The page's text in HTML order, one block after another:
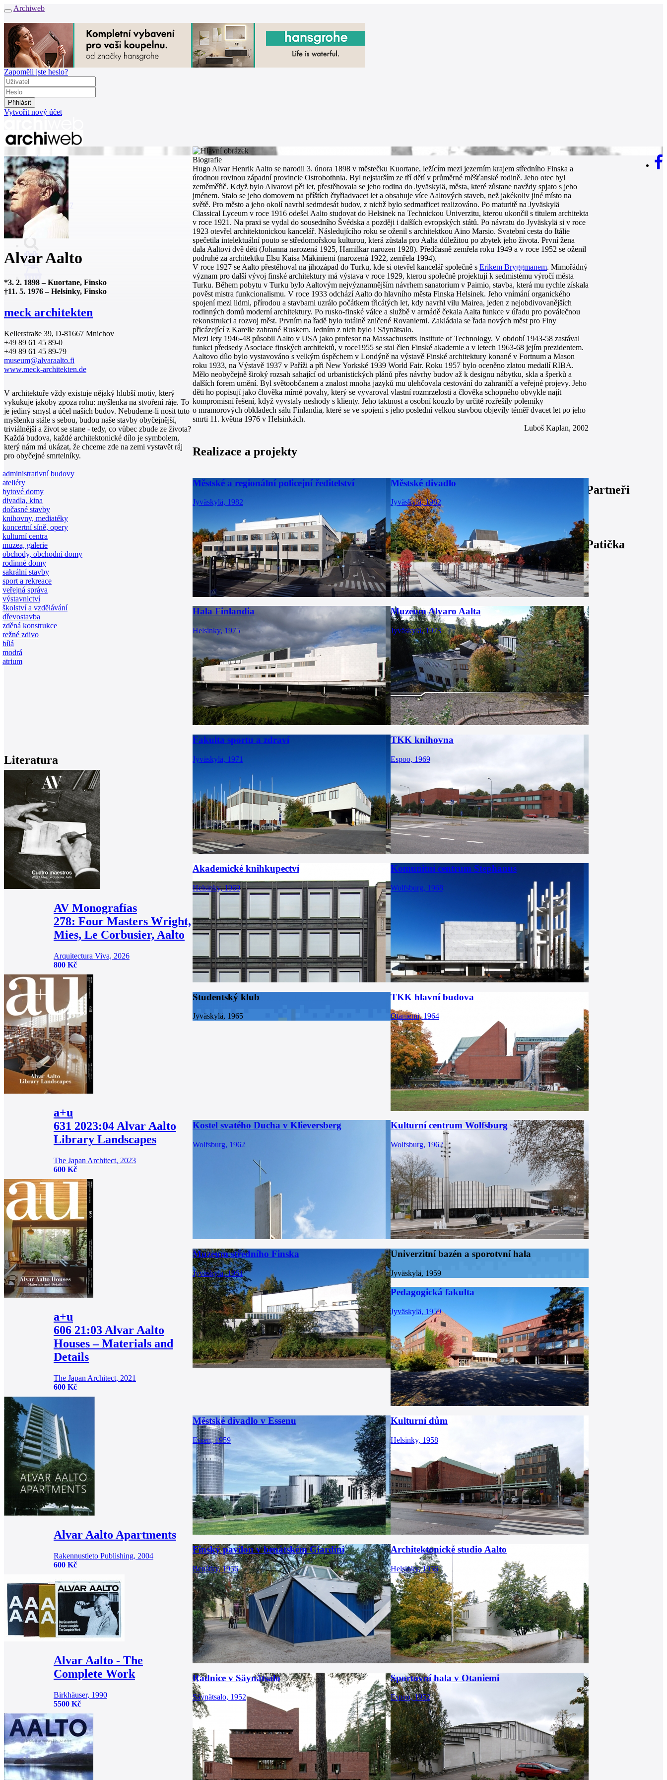
Archiweb
Zapoměli jste heslo?
Vytvořit nový účet
Zprávy
Architekti
Stavby
Katalog
E-shop
Burza práce157
en
0
Alvar Aalto
*3. 2. 1898–Kuortane, Finsko
†11. 5. 1976–Helsinky, Finsko
meck architekten
Kellerstraße 39, D-81667 Mnichov
+49 89 61 45 89-0
+49 89 61 45 89-79
museum@alvaraalto.fi
www.meck-architekten.de
V architektuře vždy existuje nějaký hlubší motiv, který
vykukuje jakoby zpoza rohu: myšlenka na stvoření ráje. To
je jediný smysl a účel našich budov. Nebudeme-li nosit tuto
myšlenku stále s sebou, budou naše stavby obyčejnější,
triviálnější a život se stane - tedy, co vůbec zbude ze života?
Každá budova, každé architektonické dílo je symbolem,
který nám má ukázat, že chceme zde na zemi vystavět ráj
pro obyčejné smrtelníky.
administrativní budovy
ateliéry
bytové domy
divadla, kina
dočasné stavby
knihovny, mediatéky
koncertní síně, opery
kulturní centra
muzea, galerie
obchody, obchodní domy
rodinné domy
sakrální stavby
sport a rekreace
veřejná správa
výstavnictví
školství a vzdělávání
dřevostavba
zděná konstrukce
režné zdivo
bílá
modrá
atrium
Literatura
AV Monografías
278: Four Masters Wright,
Mies, Le Corbusier, Aalto
Arquitectura Viva, 2026
800 Kč
a+u
631 2023:04 Alvar Aalto
Library Landscapes
The Japan Architect, 2023
600 Kč
a+u
606 21:03 Alvar Aalto
Houses – Materials and
Details
The Japan Architect, 2021
600 Kč
Alvar Aalto Apartments
Rakennustieto Publishing, 2004
600 Kč
Alvar Aalto - The
Complete Work
Birkhäuser, 1990
5500 Kč
Biografie
Hugo Alvar Henrik Aalto se narodil 3. února 1898 v městečku Kuortane, ležícím mezi jezerním krajem středního Finska a
úrodnou rovinou západní provincie Ostrobothnia. Byl nejstarším ze tří dětí v průměrné měšťanské rodině. Jeho otec byl
zeměměřič. Když bylo Alvarovi pět let, přestěhovala se jeho rodina do Jyväskylä, města, které zůstane navždy spjato s jeho
jménem. Stalo se jeho domovem na příštích čtyřiadvacet let a obsahuje více Aaltových staveb, než jakékoliv jiné místo na
světě. Pro město a jeho okolí navrhl sedmdesát budov, z nichž bylo sedmatřicet realizováno. Po maturitě na Jyväskylä
Classical Lyceum v roce 1916 odešel Aalto studovat do Helsinek na Technickou Univerzitu, kterou ukončil s titulem architekta
v roce 1921. Na praxi se vydal do sousedního Švédska a později i dalších evropských států. Po návratu do Jyväskylä si v roce
1923 otevřel architektonickou kancelář. Následujícího roku se oženil s architektkou Aino Marsio. Svatební cesta do Itálie
spečetila intelektuální pouto se středomořskou kulturou, která zůstala pro Aalta důležitou po zbytek jeho života. První žena
dala Aaltovi dvě děti (Johanna narozená 1925, Hamilkar narozen 1928). Předčasně zemřela roku 1949 a v roce 1952 se oženil
podruhé za architektku Elsu Kaisa Mäkiniemi (narozená 1922, zemřela 1994).
V roce 1927 se Aalto přestěhoval na jihozápad do Turku, kde si otevřel kancelář společně s Erikem Bryggmanem. Mimořádný
význam pro další vývoj finské architektury má výstava v roce 1929, kterou společně projektují k sedmistému výročí města
Turku. Během pobytu v Turku bylo Aaltovým nejvýznamnějším návrhem sanatorium v Paimio, stavba, která mu rychle získala
pověst mistra funkcionalismu. V roce 1933 odchází Aalto do hlavního města Finska Helsinek. Jeho vnímání organického
spojení mezi lidmi, přírodou a stavbami uzrálo počátkem třicátých let, kdy navrhl vilu Mairea, jeden z nejobdivovanějších
rodinných domů moderní architektury. Po rusko-finské válce a službě v armádě čekala Aalta funkce v úřadu pro poválečnou
rekonstrukci a rozvoj měst. Prvním na řadě bylo totálně zničené Rovaniemi. Zakládala se řada nových měst pro Finy
přicázející z Karelie zabrané Ruskem. Jedním z nich bylo i Säynätsalo.
Mezi lety 1946-48 působil Aalto v USA jako profesor na Massachusetts Institute of Technology. V období 1943-58 zastával
funkci předsedy Asociace finských architektů, v roce1955 se stal člen Finské akademie a v letech 1963-68 jejím prezidentem.
Aaltovo dílo bylo vystavováno s velkým úspěchem v Londýně na výstavě Finské architektury konané v Fortnum a Mason
roku 1933, na Výstavě 1937 v Paříži a při New Yorkské 1939 World Fair. Roku 1957 bylo oceněno zlatou medailí RIBA.
Mělo neobyčejně široký rozsah sahající od urbanistických plánů přes návrhy budov až k designu nábytku, skla a šperků a
dalších forem umění. Byl světoobčanem a znalost mnoha jazyků mu ulehčovala cestování do zahraničí a veřejné projevy. Jeho
děti ho popisují jako člověka mírné povahy, který se vyvaroval vlastní rozmrzelosti a člověka schopného obvykle najít
kompromisní řešení, když vyvstaly neshody s klienty. Jeho taktnost a osobní kouzlo by určitě rozřešily polemiky
o mramorových obkladech sálu Finlandia, které se ve spojení s jeho poslední velkou stavbou objevily téměř dvacet let po jeho
smrti 11. května 1976 v Helsinkách.
Luboš Kaplan, 2002
Realizace a projekty
Městské a regionální policejní ředitelství
Jyväskylä, 1982
Městské divadlo
Jyväskylä, 1982
Hala Finlandia
Helsinky, 1975
Muzeum Alvaro Aalta
Jyväskylä, 1973
Fakulta sportu a zdraví
Jyväskylä, 1971
TKK knihovna
Espoo, 1969
Akademické knihkupectví
Helsinky, 1969
Komunitní centrum Stephanus
Wolfsburg, 1968
Studentský klub
Jyväskylä, 1965
TKK hlavní budova
Otaniemi, 1964
Kostel svatého Ducha v Klieversberg
Wolfsburg, 1962
Kulturní centrum Wolfsburg
Wolfsburg, 1962
Muzeum středního Finska
Jyväskylä, 1961
Univerzitní bazén a sporotvní hala
Jyväskylä, 1959
Pedagogická fakulta
Jyväskylä, 1959
Městské divadlo v Essenu
Essen, 1959
Kulturní dům
Helsinky, 1958
Finský pavilon v benátském Giardini
Benátky, 1956
Architektonické studio Aalto
Helsinky, 1956
Radnice v Säynätsalo
Säynätsalo, 1952
Sportovní hala v Otaniemi
Espoo, 1952
Partneři
Patička